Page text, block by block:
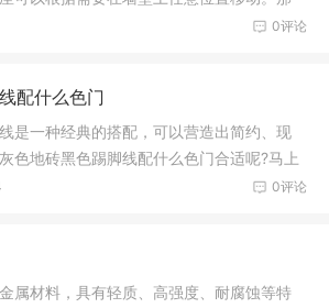
0评论
配什么色门
是一种经典的搭配，可以营造出简约、现
色地砖黑色踢脚线配什么色门合适呢?马上
0评论
属材料，具有轻质、高强度、耐腐蚀等特